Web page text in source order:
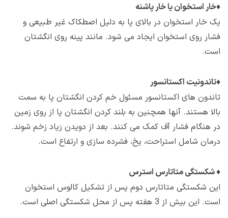
♦خار استخوان یا خار پاشنه
یک خار استخوان در بالای پا به دلیل اصطکاک غیر طبیعی و
فشار روی استخوان ایجاد می شود. مانند پینه روی انگشتان
است.
♦تاندونیت اکستانسور
تاندون های اکستانسور مسئول خم کردن انگشتان پا به سمت
بالا هستند. آنها همچنین به بلند کردن انگشتان پا از روی زمین
در هنگام فشار آف کمک می کنند. بعد از دویدن زیاد زخم شوند.
درمان شامل استراحت، یخ، فشرده سازی و ارتفاع است.
♦شکستگی متاتارس استرس
این شکستگی متاتارس دوم پس از تشکیل کالوس استخوان
است. این بیش از 3 هفته پس از محل شکستگی اصلی است.